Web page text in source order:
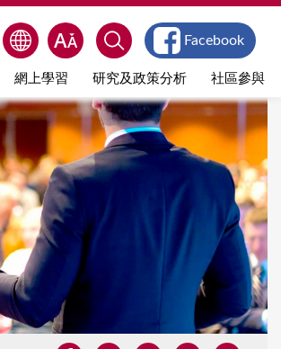
網上學習 研究及政策分析 社區參與
Facebook